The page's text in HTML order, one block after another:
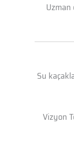
Uzman
Su
Vizyon